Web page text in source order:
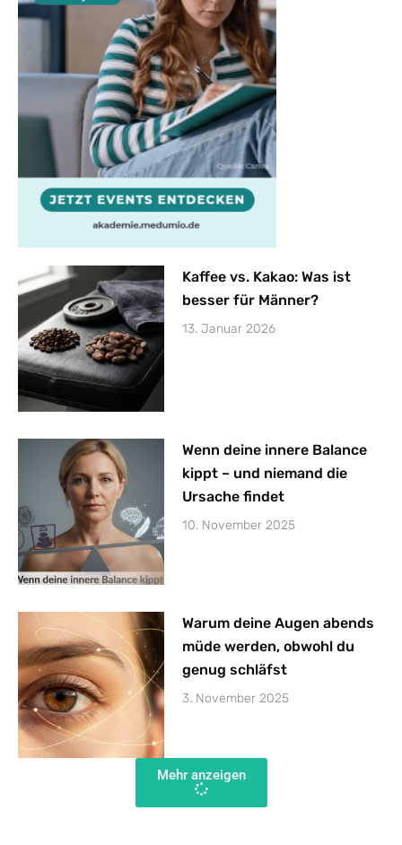
Kaffee vs. Kakao: Was ist
besser für Männer?
13. Januar 2026
Wenn deine innere Balance
kippt – und niemand die
Ursache findet
10. November 2025
Warum deine Augen abends
müde werden, obwohl du
genug schläfst
3. November 2025
Mehr anzeigen